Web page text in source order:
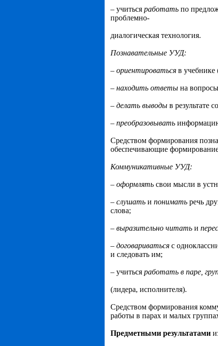
– учиться работать по
проблемно-
диалогическая технология.
Познавательные УУД:
– ориентироваться в учебнике
– находить ответы на
– делать выводы в результате
– преобразовывать
Средством формирования
обеспечивающие
Коммуникативные УУД:
– оформлять свои мысли в
– слушать и понимать речь
слова;
– выразительно читать и
– договариваться с
и следовать им;
– учиться работать в паре,
(лидера, исполнителя).
Средством формирования
работы в парах и малых
Предметными результатами